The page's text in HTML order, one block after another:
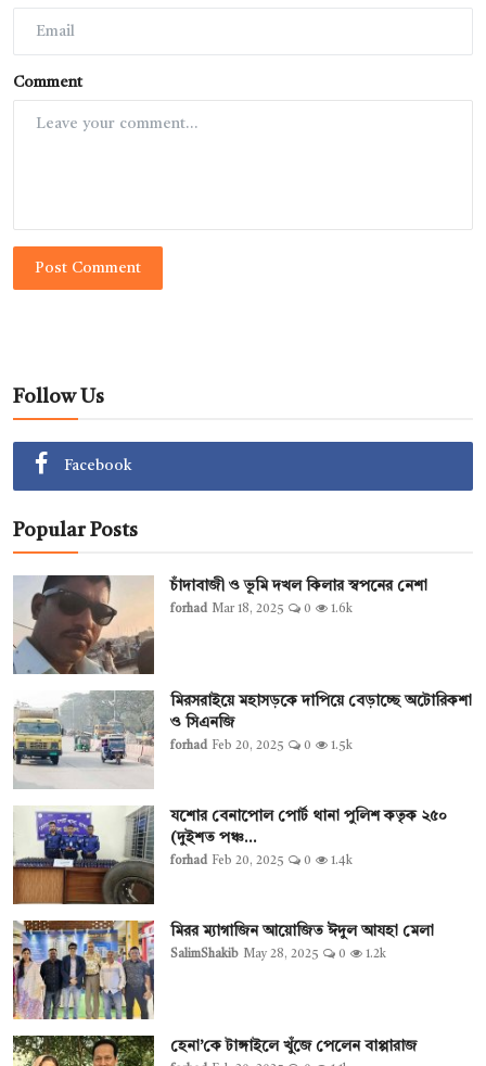
Comment
Post Comment
Follow Us
Facebook
Popular Posts
চাঁদাবাজী ও ভূমি দখল কিলার স্বপনের নেশা
forhad Mar 18, 2025 0 1.6k
মিরসরাইয়ে মহাসড়কে দাপিয়ে বেড়াচ্ছে অটোরিকশা
ও সিএনজি
forhad Feb 20, 2025 0 1.5k
যশোর বেনাপোল পোর্ট থানা পুলিশ কতৃক ২৫০
(দুইশত পঞ্চ...
forhad Feb 20, 2025 0 1.4k
মিরর ম্যাগাজিন আয়োজিত ঈদুল আযহা মেলা
SalimShakib May 28, 2025 0 1.2k
হেনা’কে টাঙ্গাইলে খুঁজে পেলেন বাপ্পারাজ